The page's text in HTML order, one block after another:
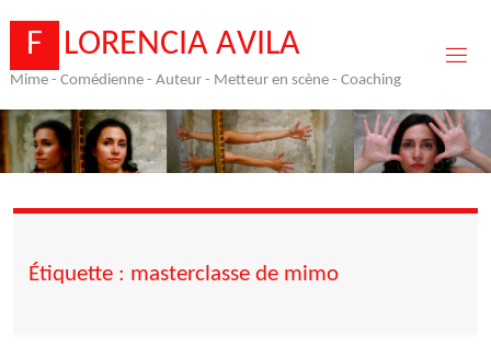
content
F LORENCIA AVILA
Mime - Comédienne - Auteur - Metteur en scène - Coaching
Étiquette : masterclasse de mimo